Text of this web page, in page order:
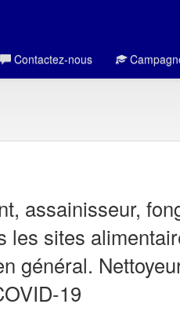
Contactez-nous
assainisseur,
les sites
général.
19